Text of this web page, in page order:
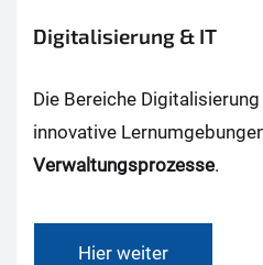
Digitalisierung & IT
Die Bereiche
innovative
Verwaltungsprozesse.
Hier weiter